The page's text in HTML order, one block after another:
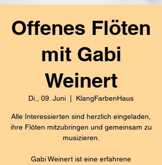
Offenes Flöten
mit Gabi
Weinert
Di., 09. Juni KlangFarbenHaus
Alle Interessierten sind herzlich eingeladen,
ihre Flöten mitzubringen und gemeinsam zu
musizieren.
Gabi Weinert ist eine erfahrene